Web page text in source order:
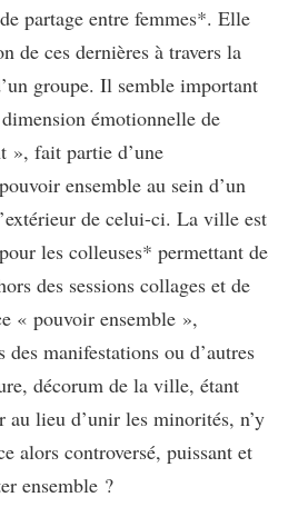
partage entre femmes*. Elle
de ces dernières à travers la
groupe. Il semble important
émotionnelle de
», fait partie d’une
ensemble au sein d’un
de celui-ci. La ville est
les colleuses* permettant de
des sessions collages et de
« pouvoir ensemble »,
des manifestations ou d’autres
décorum de la ville, étant
au lieu d’unir les minorités, n’y
alors controversé, puissant et
ensemble ?